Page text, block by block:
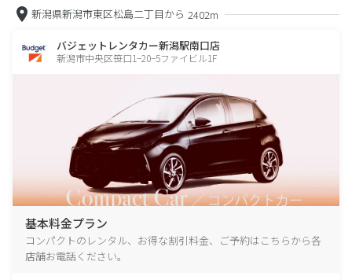
新潟県新潟市東区松島二丁目から 2402m
バジェットレンタカー新潟駅南口店
新潟市中央区笹口1−20−5ファイビル1F
基本料金プラン
コンパクトのレンタル、お得な割引料金、ご予約はこちらから各
店舗お電話ください。